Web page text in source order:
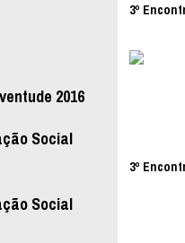
2016
Social
Social
3º
3º